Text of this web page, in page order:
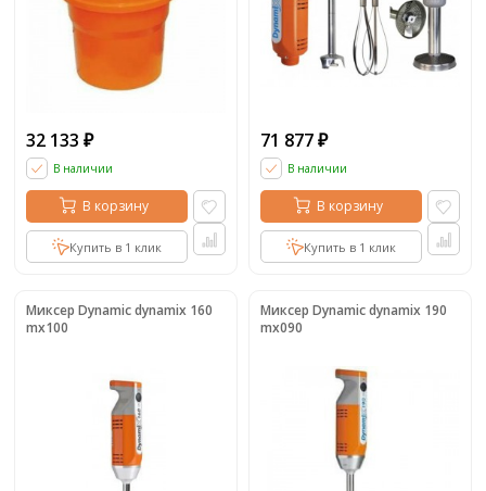
32 133 ₽
В наличии
В корзину
Купить в 1 клик
71 877 ₽
В наличии
В корзину
Купить в 1 клик
Миксер Dynamic dynamix 160
mx100
Миксер Dynamic dynamix 190
mx090